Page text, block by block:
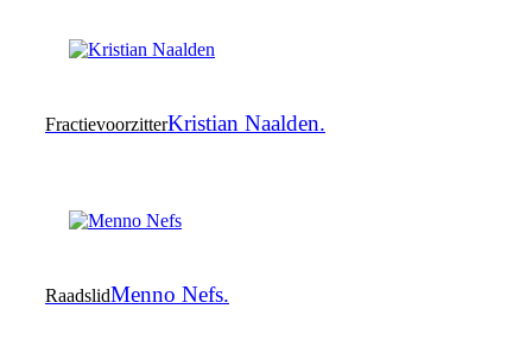
FractievoorzitterKristian Naalden.
RaadslidMenno Nefs.